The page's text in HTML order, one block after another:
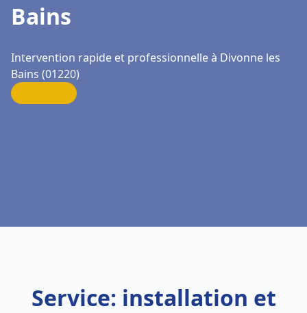
Bains
Intervention rapide et professionnelle à Divonne les
Bains (01220)
Service: installation et